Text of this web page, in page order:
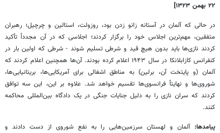
۲۲ بهمن ۱۳۲۳]
در حالی که آلمان در آستانه زانو زدن بود، روزولت، استالین و چرچیل؛ رهبران
متفقین، مهم‌ترین اجلاس خود را برگزار کردند؛ اجلاسی که در آن مجدداً تأکید
کردند نازی‌ها باید بدون هیچ قید و شرطی تسلیم شوند - شرطی که اولین بار در
کنفرانس کازابلانکا در سال ۱۹۴۳ اعلام کرده بودند. آن‌ها همچنین اعلام کردند که
آلمان (و پایتخت آن، برلین) به مناطق اشغالی برای آمریکایی‌ها، بریتانیایی‌ها،
شوروی‌ها و نهایتاً فرانسوی‌ها تقسیم خواهد شد. علاوه بر این، این سه توافق
کردند که سران نازی را به دلیل جنایات جنگی در یک دادگاه بین‌المللی محاکمه
کنند.
پیامدها:آلمان و لهستان سرزمین‌هایی را به نفع شوروی از دست دادند و